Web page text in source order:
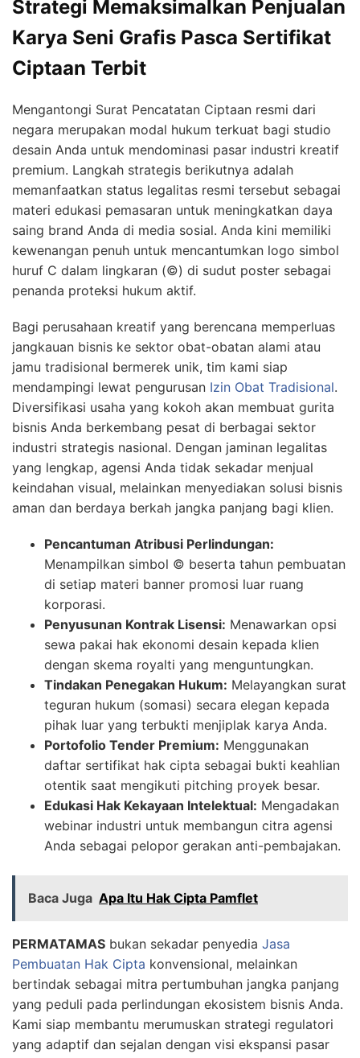
Strategi Memaksimalkan Penjualan
Karya Seni Grafis Pasca Sertifikat
Ciptaan Terbit
Mengantongi Surat Pencatatan Ciptaan resmi dari
negara merupakan modal hukum terkuat bagi studio
desain Anda untuk mendominasi pasar industri kreatif
premium. Langkah strategis berikutnya adalah
memanfaatkan status legalitas resmi tersebut sebagai
materi edukasi pemasaran untuk meningkatkan daya
saing brand Anda di media sosial. Anda kini memiliki
kewenangan penuh untuk mencantumkan logo simbol
huruf C dalam lingkaran (©) di sudut poster sebagai
penanda proteksi hukum aktif.
Bagi perusahaan kreatif yang berencana memperluas
jangkauan bisnis ke sektor obat-obatan alami atau
jamu tradisional bermerek unik, tim kami siap
mendampingi lewat pengurusan Izin Obat Tradisional.
Diversifikasi usaha yang kokoh akan membuat gurita
bisnis Anda berkembang pesat di berbagai sektor
industri strategis nasional. Dengan jaminan legalitas
yang lengkap, agensi Anda tidak sekadar menjual
keindahan visual, melainkan menyediakan solusi bisnis
aman dan berdaya berkah jangka panjang bagi klien.
Pencantuman Atribusi Perlindungan:
Menampilkan simbol © beserta tahun pembuatan
di setiap materi banner promosi luar ruang
korporasi.
Penyusunan Kontrak Lisensi: Menawarkan opsi
sewa pakai hak ekonomi desain kepada klien
dengan skema royalti yang menguntungkan.
Tindakan Penegakan Hukum: Melayangkan surat
teguran hukum (somasi) secara elegan kepada
pihak luar yang terbukti menjiplak karya Anda.
Portofolio Tender Premium: Menggunakan
daftar sertifikat hak cipta sebagai bukti keahlian
otentik saat mengikuti pitching proyek besar.
Edukasi Hak Kekayaan Intelektual: Mengadakan
webinar industri untuk membangun citra agensi
Anda sebagai pelopor gerakan anti-pembajakan.
Baca Juga Apa Itu Hak Cipta Pamflet
PERMATAMAS bukan sekadar penyedia Jasa
Pembuatan Hak Cipta konvensional, melainkan
bertindak sebagai mitra pertumbuhan jangka panjang
yang peduli pada perlindungan ekosistem bisnis Anda.
Kami siap membantu merumuskan strategi regulatori
yang adaptif dan sejalan dengan visi ekspansi pasar